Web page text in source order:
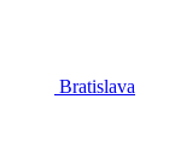
Bratislava